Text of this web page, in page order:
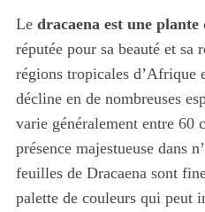
Le dracaena est une
réputée pour sa beauté et sa
régions tropicales d’Afrique
décline en de nombreuses
varie généralement entre 60
présence majestueuse dans
feuilles de Dracaena sont
palette de couleurs qui peut